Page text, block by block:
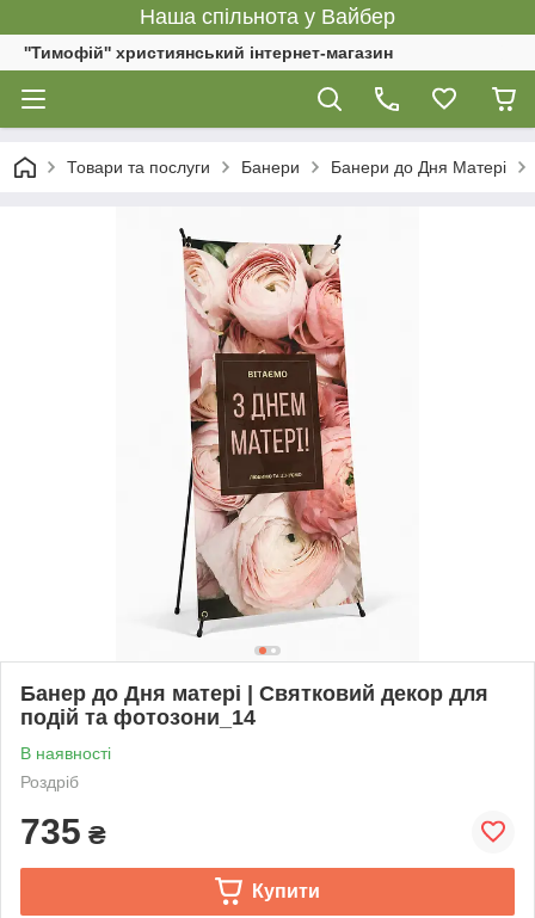
Наша спільнота у Вайбер
''Тимофій'' християнський інтернет-магазин
Товари та послуги Банери Банери до Дня Матері
Банер до Дня матері | Святковий декор для
подій та фотозони_14
В наявності
Роздріб
735 ₴
Купити